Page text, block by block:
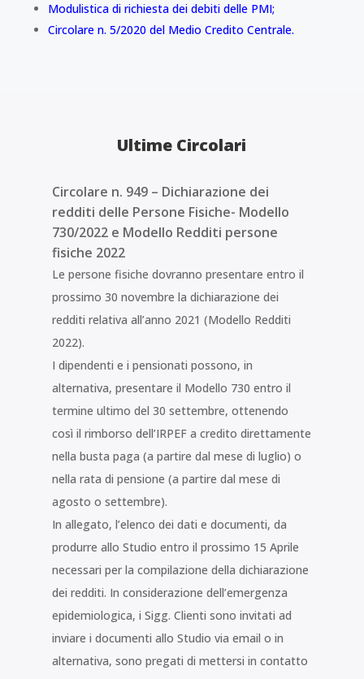
Modulistica di richiesta dei debiti delle PMI;
Circolare n. 5/2020 del Medio Credito Centrale.
Ultime Circolari
Circolare n. 949 – Dichiarazione dei
redditi delle Persone Fisiche- Modello
730/2022 e Modello Redditi persone
fisiche 2022
Le persone fisiche dovranno presentare entro il
prossimo 30 novembre la dichiarazione dei
redditi relativa all’anno 2021 (Modello Redditi
2022).
I dipendenti e i pensionati possono, in
alternativa, presentare il Modello 730 entro il
termine ultimo del 30 settembre, ottenendo
così il rimborso dell’IRPEF a credito direttamente
nella busta paga (a partire dal mese di luglio) o
nella rata di pensione (a partire dal mese di
agosto o settembre).
In allegato, l’elenco dei dati e documenti, da
produrre allo Studio entro il prossimo 15 Aprile
necessari per la compilazione della dichiarazione
dei redditi. In considerazione dell’emergenza
epidemiologica, i Sigg. Clienti sono invitati ad
inviare i documenti allo Studio via email o in
alternativa, sono pregati di mettersi in contatto